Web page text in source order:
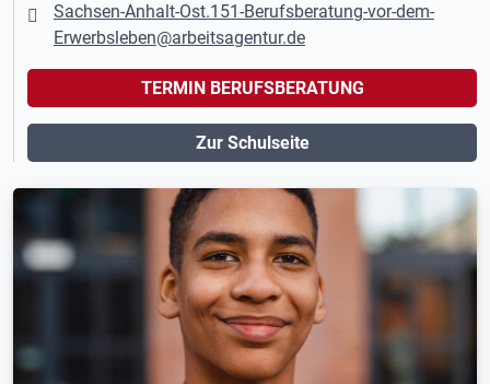
Sachsen-Anhalt-Ost.151-Berufsberatung-vor-dem-
Erwerbsleben@arbeitsagentur.de
TERMIN BERUFSBERATUNG
Zur Schulseite